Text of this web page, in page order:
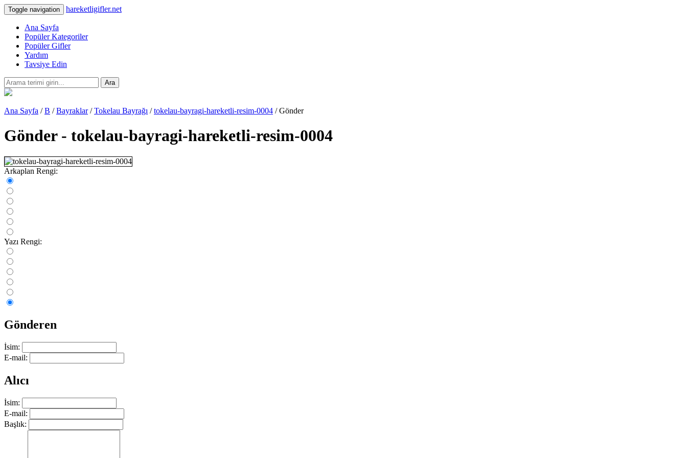
Toggle navigation hareketligifler.net
Ana Sayfa
Popüler Kategoriler
Popüler Gifler
Yardım
Tavsiye Edin
Ara
Ana Sayfa /B /Bayraklar/Tokelau Bayrağı /tokelau-bayragi-hareketli-resim-0004 / Gönder
Gönder - tokelau-bayragi-hareketli-resim-0004
Arkaplan Rengi:
Yazı Rengi:
Gönderen
İsim:
E-mail:
Alıcı
İsim:
E-mail:
Başlık: